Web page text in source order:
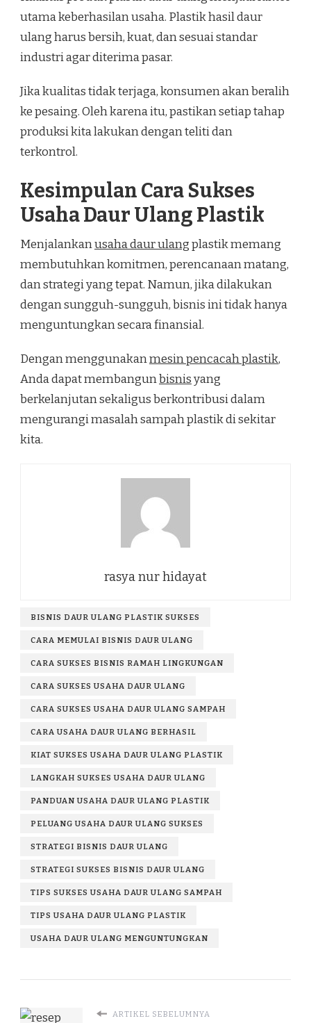
utama keberhasilan usaha. Plastik hasil daur
ulang harus bersih, kuat, dan sesuai standar
industri agar diterima pasar.
Jika kualitas tidak terjaga, konsumen akan beralih
ke pesaing. Oleh karena itu, pastikan setiap tahap
produksi kita lakukan dengan teliti dan
terkontrol.
Kesimpulan Cara Sukses
Usaha Daur Ulang Plastik
Menjalankanusaha daur ulangplastik memang
membutuhkan komitmen, perencanaan matang,
dan strategi yang tepat. Namun, jika dilakukan
dengan sungguh-sungguh, bisnis ini tidak hanya
menguntungkan secara finansial.
Dengan menggunakanmesin pencacah plastik,
Anda dapat membangunbisnisyang
berkelanjutan sekaligus berkontribusi dalam
mengurangi masalah sampah plastik di sekitar
kita.
rasya nur hidayat
BISNIS DAUR ULANG PLASTIK SUKSES
CARA MEMULAI BISNIS DAUR ULANG
CARA SUKSES BISNIS RAMAH LINGKUNGAN
CARA SUKSES USAHA DAUR ULANG
CARA SUKSES USAHA DAUR ULANG SAMPAH
CARA USAHA DAUR ULANG BERHASIL
KIAT SUKSES USAHA DAUR ULANG PLASTIK
LANGKAH SUKSES USAHA DAUR ULANG
PANDUAN USAHA DAUR ULANG PLASTIK
PELUANG USAHA DAUR ULANG SUKSES
STRATEGI BISNIS DAUR ULANG
STRATEGI SUKSES BISNIS DAUR ULANG
TIPS SUKSES USAHA DAUR ULANG SAMPAH
TIPS USAHA DAUR ULANG PLASTIK
USAHA DAUR ULANG MENGUNTUNGKAN
ARTIKEL SEBELUMNYA